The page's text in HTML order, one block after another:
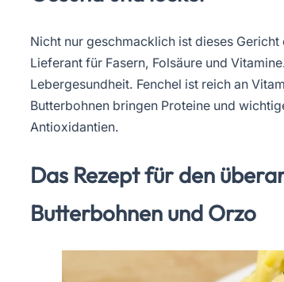
Nicht nur geschmacklich ist dieses
Lieferant für Fasern, Folsäure und
Lebergesundheit. Fenchel ist reich an
Butterbohnen bringen Proteine und
Antioxidantien.
Das Rezept für den
Butterbohnen und Orzo